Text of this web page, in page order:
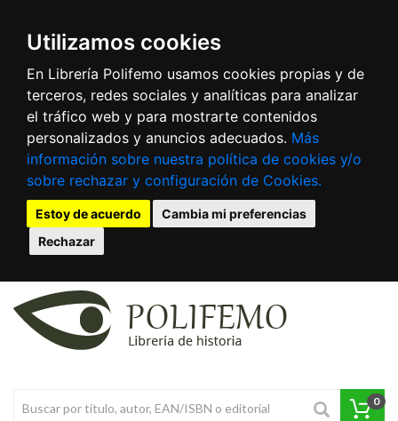
Utilizamos cookies
En Librería Polifemo usamos cookies propias y de
terceros, redes sociales y analíticas para analizar
el tráfico web y para mostrarte contenidos
personalizados y anuncios adecuados. Más
información sobre nuestra política de cookies y/o
sobre rechazar y configuración de Cookies.
Estoy de acuerdo
Cambia mi preferencias
Rechazar
0